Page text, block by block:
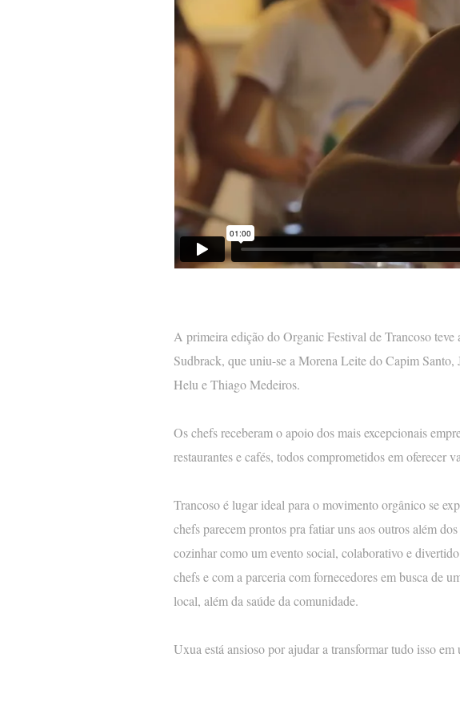
A primeira edição do Organic Festival de Trancoso
Sudbrack, que uniu-se a Morena Leite do Capim
Helu e Thiago Medeiros.
Os chefs receberam o apoio dos mais excepcionais
restaurantes e cafés, todos comprometidos em oferecer
Trancoso é lugar ideal para o movimento orgânico se
chefs parecem prontos pra fatiar uns aos outros além
cozinhar como um evento social, colaborativo e
chefs e com a parceria com fornecedores em busca de
local, além da saúde da comunidade.
Uxua está ansioso por ajudar a transformar tudo isso